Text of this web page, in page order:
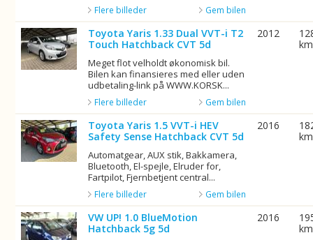
Gem bilen
Flere billeder
Toyota Yaris 1.33 Dual VVT-i T2
Touch Hatchback CVT 5d
Meget flot velholdt økonomisk bil.
Bilen kan finansieres med eller uden
udbetaling-link på WWW.KORSK...
Gem bilen
Flere billeder
2012
km
Toyota Yaris 1.5 VVT-i HEV
Safety Sense Hatchback CVT 5d
Automatgear, AUX stik, Bakkamera,
Bluetooth, El-spejle, Elruder for,
Fartpilot, Fjernbetjent central...
Gem bilen
Flere billeder
2016
km
VW UP! 1.0 BlueMotion
Hatchback 5g 5d
2016
km